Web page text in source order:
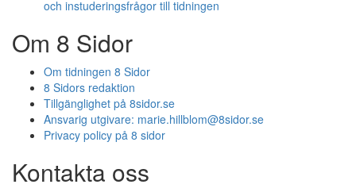
och instuderingsfrågor till tidningen
Om 8 Sidor
Om tidningen 8 Sidor
8 Sidors redaktion
Tillgänglighet på 8sidor.se
Ansvarig utgivare: marie.hillblom@8sidor.se
Privacy policy på 8 sidor
Kontakta oss